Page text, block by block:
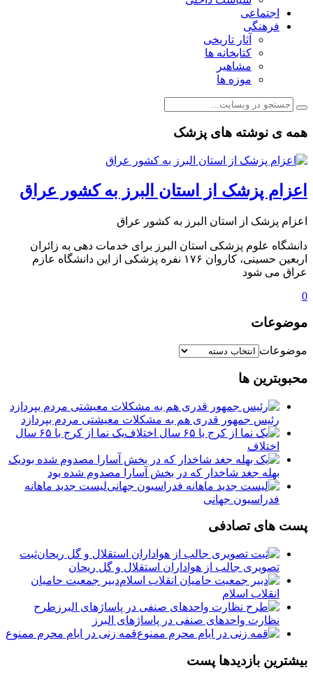
اجتماعی
فرهنگی
آثار تاریخی
کتابخانه ها
مشاهیر
موزه ها
همه ی نوشته های پزشک
️اعزام پزشک از استان البرز به کشور عراق
️اعزام پزشک از استان البرز به کشور عراق
دانشگاه علوم پزشکی استان البرز برای خدمات دهی به زائران
اربعین حسینی، کاروان ۱۷۶ نفره پزشکی از این دانشگاه عازم
عراق می ‌شود
0
موضوعات
موضوعات
محبوبترین ها
رئیس جمهور قدری هم به مشکلات معیشتی مردم بپردازد
یک نما از کرج با ۶۵ سال
اختلاف
یک
بهله جغد شاخدار که در بخش آسارا مصدوم شده بود
لیست جدید ماهانه
فدراسیون جهانی
پست های تصادفی
️ثبت
تصویری جالب از هواداران استقلال و گل ریحان
دبیر جمعیت حامیان
انقلاب اسلام
طرح
نظارت واحدهای صنفی در پاساژهای البرز
قمه زنی در ایام محرم ممنوع
بیشترین بازدیدها پست